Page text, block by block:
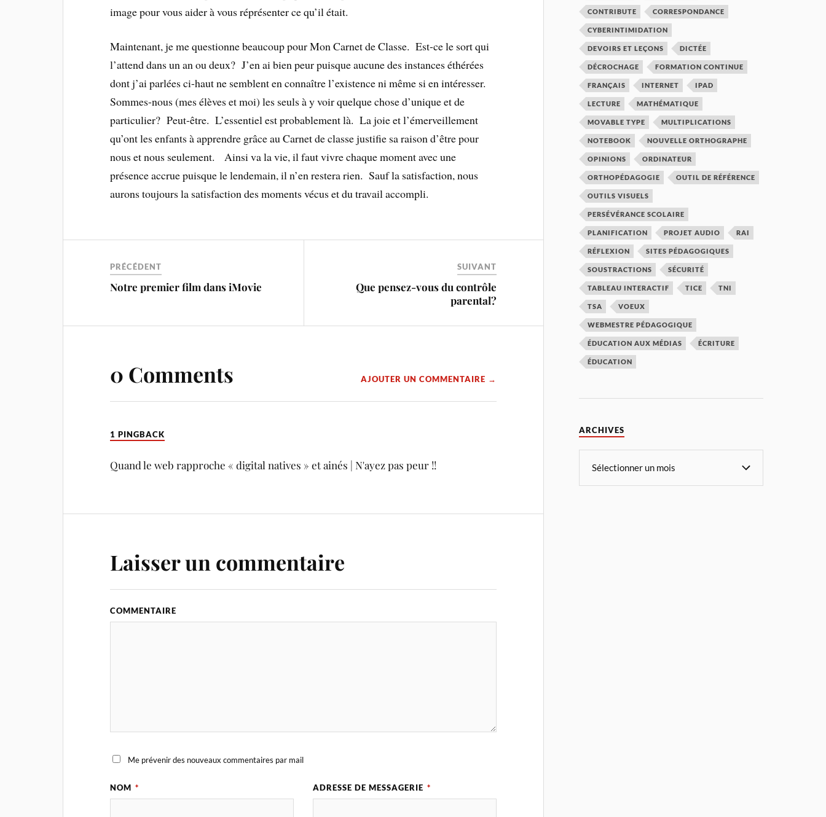
image pour vous aider à vous réprésenter ce qu’il était.
Maintenant, je me questionne beaucoup pour Mon Carnet de Classe. Est-ce le sort qui
l’attend dans un an ou deux? J’en ai bien peur puisque aucune des instances éthérées
dont j’ai parlées ci-haut ne semblent en connaître l’existence ni même si en intéresser.
Sommes-nous (mes élèves et moi) les seuls à y voir quelque chose d’unique et de
particulier? Peut-être. L’essentiel est probablement là. La joie et l’émerveillement
qu’ont les enfants à apprendre grâce au Carnet de classe justifie sa raison d’être pour
nous et nous seulement. Ainsi va la vie, il faut vivre chaque moment avec une
présence accrue puisque le lendemain, il n’en restera rien. Sauf la satisfaction, nous
aurons toujours la satisfaction des moments vécus et du travail accompli.
PRÉCÉDENT
Notre premier film dans iMovie
SUIVANT
Que pensez-vous du contrôle
parental?
0 Comments AJOUTER UN COMMENTAIRE →
1 PINGBACK
Quand le web rapproche « digital natives » et ainés | N'ayez pas peur !!
Laisser un commentaire
COMMENTAIRE
Me prévenir des nouveaux commentaires par mail
NOM * ADRESSE DE MESSAGERIE *
CONTRIBUTE CORRESPONDANCE
CYBERINTIMIDATION
DEVOIRS ET LEÇONS DICTÉE
DÉCROCHAGE FORMATION CONTINUE
FRANÇAIS INTERNET IPAD
LECTURE MATHÉMATIQUE
MOVABLE TYPE MULTIPLICATIONS
NOTEBOOK NOUVELLE ORTHOGRAPHE
OPINIONS ORDINATEUR
ORTHOPÉDAGOGIE OUTIL DE RÉFÉRENCE
OUTILS VISUELS
PERSÉVÉRANCE SCOLAIRE
PLANIFICATION PROJET AUDIO RAI
RÉFLEXION SITES PÉDAGOGIQUES
SOUSTRACTIONS SÉCURITÉ
TABLEAU INTERACTIF TICE TNI
TSA VOEUX
WEBMESTRE PÉDAGOGIQUE
ÉDUCATION AUX MÉDIAS ÉCRITURE
ÉDUCATION
ARCHIVES